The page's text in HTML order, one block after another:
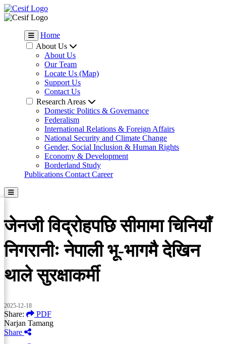
Home
About Us
About Us
Our Team
Locate Us (Map)
Support Us
Contact Us
Research Areas
Domestic Politics & Governance
Federalism
International Relations & Foreign Affairs
National Security and Climate Change
Gender, Social Inclusion & Human Rights
Economy & Development
Borderland Study
Publications Contact Career
जेनजी विद्रोहपछि सीमामा चिनियाँ
निगरानीः नेपाली भू‐भागमै देखिन
थाले सुरक्षाकर्मी
2025-12-18
Share:
PDF
Narjan Tamang
Share